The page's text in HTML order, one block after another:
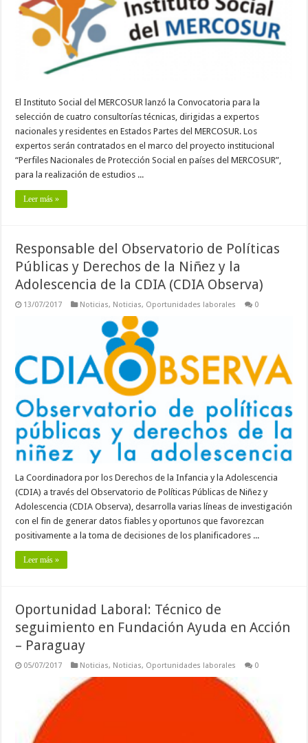
El Instituto Social del MERCOSUR lanzó la Convocatoria para la
selección de cuatro consultorías técnicas, dirigidas a expertos
nacionales y residentes en Estados Partes del MERCOSUR. Los
expertos serán contratados en el marco del proyecto institucional
“Perfiles Nacionales de Protección Social en países del MERCOSUR”,
para la realización de estudios ...
Leer más »
Responsable del Observatorio de Políticas
Públicas y Derechos de la Niñez y la
Adolescencia de la CDIA (CDIA Observa)
13/07/2017 Noticias, Noticias, Oportunidades laborales 0
La Coordinadora por los Derechos de la Infancia y la Adolescencia
(CDIA) a través del Observatorio de Políticas Públicas de Niñez y
Adolescencia (CDIA Observa), desarrolla varias líneas de investigación
con el fin de generar datos fiables y oportunos que favorezcan
positivamente a la toma de decisiones de los planificadores ...
Leer más »
Oportunidad Laboral: Técnico de
seguimiento en Fundación Ayuda en Acción
– Paraguay
05/07/2017 Noticias, Noticias, Oportunidades laborales 0